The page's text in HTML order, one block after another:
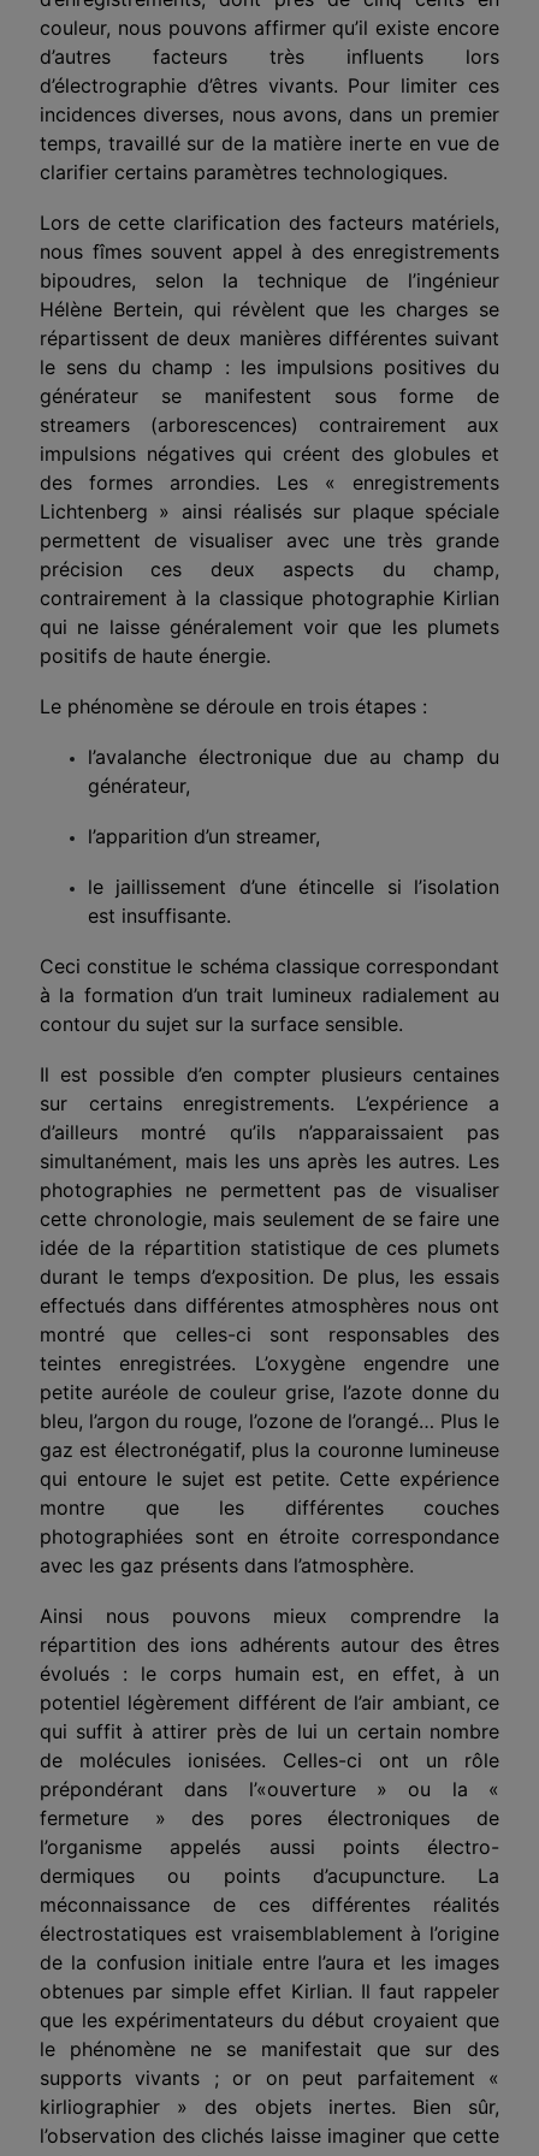
couleur, nous pouvons affirmer qu’il existe encore
d’autres facteurs très influents lors
d’électrographie d’êtres vivants. Pour limi­ter ces
incidences diverses, nous avons, dans un premier
temps, tra­vaillé sur de la matière inerte en vue de
clarifier certains paramè­tres technologiques.
Lors de cette clarification des facteurs matériels,
nous fîmes sou­vent appel à des enregistrements
bipoudres, selon la technique de l’ingénieur
Hélène Bertein, qui révèlent que les charges se
répartis­sent de deux manières différentes suivant
le sens du champ : les impulsions positives du
générateur se manifestent sous forme de
streamers (arborescences) contrairement aux
impulsions négatives qui créent des globules et
des formes arrondies. Les « enregistre­ments
Lichtenberg » ainsi réalisés sur plaque spéciale
permettent de visualiser avec une très grande
précision ces deux aspects du champ,
contrairement à la classique photographie Kirlian
qui ne laisse géné­ralement voir que les plumets
positifs de haute énergie.
Le phénomène se déroule en trois étapes :
l’avalanche électronique due au champ du
générateur,
l’apparition d’un streamer,
le jaillissement d’une étincelle si l’isolation
est insuffisante.
Ceci constitue le schéma classique correspondant
à la formation d’un trait lumineux radialement au
contour du sujet sur la surface sensible.
Il est possible d’en compter plusieurs centaines
sur certains enre­gistrements. L’expérience a
d’ailleurs montré qu’ils n’apparaissaient pas
simultanément, mais les uns après les autres. Les
photographies ne permettent pas de visualiser
cette chronologie, mais seulement de se faire une
idée de la répartition statistique de ces plumets
durant le temps d’exposition. De plus, les essais
effectués dans dif­férentes atmosphères nous ont
montré que celles-ci sont responsa­bles des
teintes enregistrées. L’oxygène engendre une
petite auréole de couleur grise, l’azote donne du
bleu, l’argon du rouge, l’ozone de l’orangé… Plus le
gaz est électronégatif, plus la couronne lumi­neuse
qui entoure le sujet est petite. Cette expérience
montre que les différentes couches
photographiées sont en étroite correspon­dance
avec les gaz présents dans l’atmosphère.
Ainsi nous pouvons mieux comprendre la
répartition des ions adhérents autour des êtres
évolués : le corps humain est, en effet, à un
potentiel légèrement différent de l’air ambiant, ce
qui suffit à attirer près de lui un certain nombre
de molécules ionisées. Celles-ci ont un rôle
prépondérant dans l’«ouverture » ou la «
fermeture » des pores électroniques de
l’organisme appelés aussi points électro-
dermiques ou points d’acupuncture. La
méconnaissance de ces dif­férentes réalités
électrostatiques est vraisemblablement à l’origine
de la confusion initiale entre l’aura et les images
obtenues par sim­ple effet Kirlian. Il faut rappeler
que les expérimentateurs du début croyaient que
le phénomène ne se manifestait que sur des
supports vivants ; or on peut parfaitement «
kirliographier » des objets iner­tes. Bien sûr,
l’observation des clichés laisse imaginer que cette